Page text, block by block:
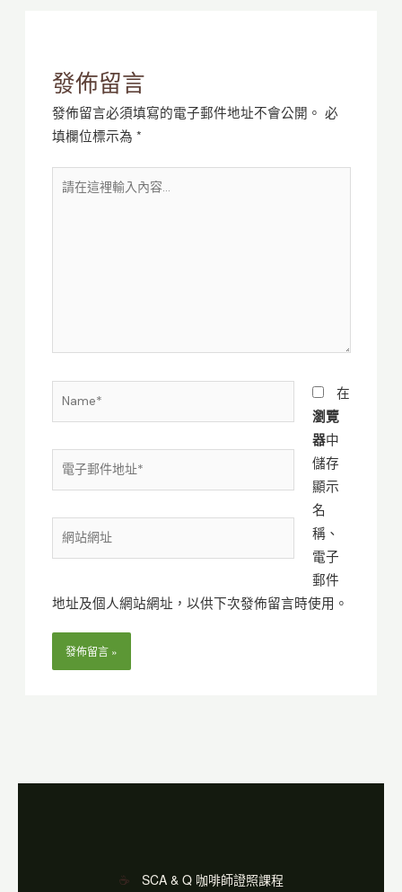
發佈留言
發佈留言必須填寫的電子郵件地址不會公開。 必
填欄位標示為 *
在
電
件
*
網
址
在
瀏覽
器中
儲存
顯示
名
稱、
電子
郵件
地址及個人網站網址，以供下次發佈留言時使用。
SCA & Q 咖啡師證照課程